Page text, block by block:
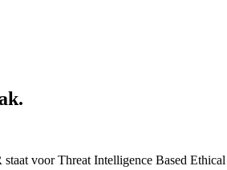
voor Threat Intelligence Based